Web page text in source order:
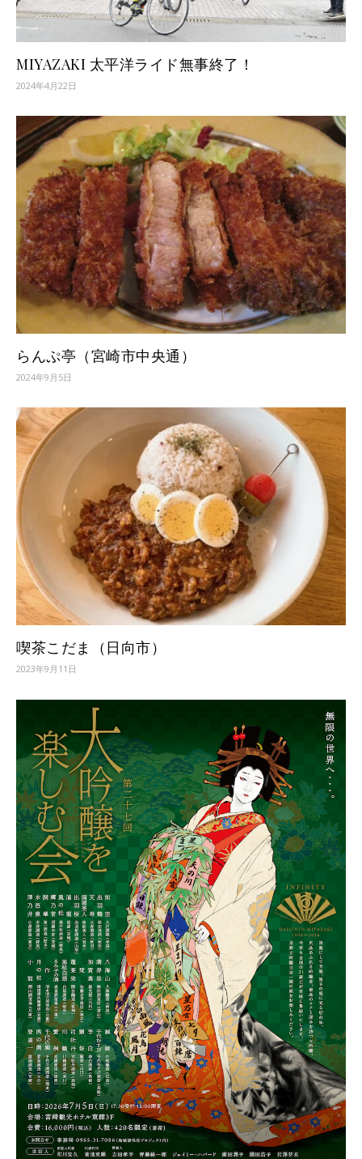
MIYAZAKI 太平洋ライド無事終了！
2024年4月22日
らんぷ亭（宮崎市中央通）
2024年9月5日
喫茶こだま（日向市）
2023年9月11日